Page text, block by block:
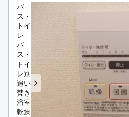
バ
ス・
トイ
レ
バ
ス・
トイ
レ別
追い
焚き
浴室
乾燥